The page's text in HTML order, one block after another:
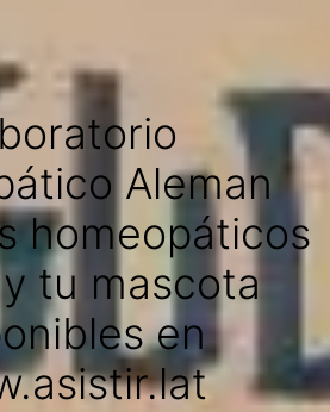
Aleman
homeopáticos
tu mascota
en